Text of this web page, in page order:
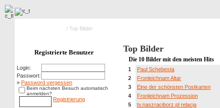
/ Top Bilder
Registrierte Benutzer
Login:
Passwort:
» Password vergessen
Beim nächsten Besuch automatisch
anmelden?
Registrierung
Top Bilder
Die 10 Bilder mit den meisten Hits
1
Paul Schebesta
2
Fronleichnam Altar
3
Eine der schönsten Postkarten
4
Fronleichnam Prozession
5
tv.naszraciborz.pl relacja